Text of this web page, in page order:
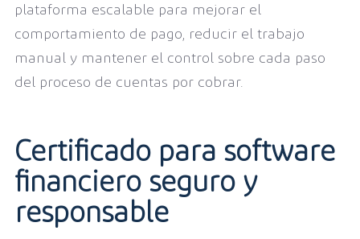
plataforma escalable para mejorar el
comportamiento de pago, reducir el trabajo
manual y mantener el control sobre cada paso
del proceso de cuentas por cobrar.
Certificado para software
financiero seguro y
responsable